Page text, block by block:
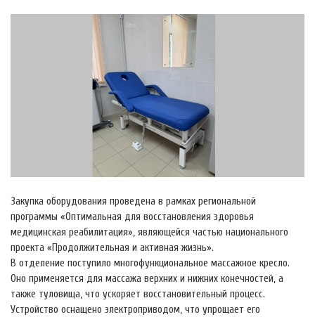
Закупка оборудования проведена в рамках региональной
программы «Оптимальная для восстановления здоровья
медицинская реабилитация», являющейся частью национального
проекта «Продолжительная и активная жизнь».
В отделение поступило многофункциональное массажное кресло.
Оно применяется для массажа верхних и нижних конечностей, а
также туловища, что ускоряет восстановительный процесс.
Устройство оснащено электроприводом, что упрощает его